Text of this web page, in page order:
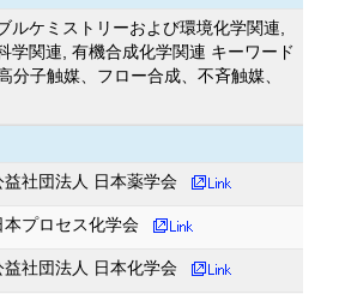
ルケミストリーおよび環境化学関連,
学関連, 有機合成化学関連 キーワード
子触媒、フロー合成、不斉触媒、
益社団法人 日本薬学会
本プロセス化学会
益社団法人 日本化学会